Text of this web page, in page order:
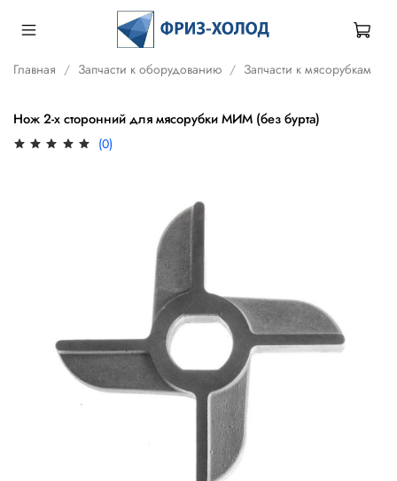
Главная Запчасти к оборудованию Запчасти к мясорубкам
Нож 2-х сторонний для мясорубки МИМ (без бурта)
(0)